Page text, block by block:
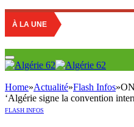
À LA UNE
Home»Actualité»Flash Infos»
‘Algérie signe la convention
FLASH INFOS